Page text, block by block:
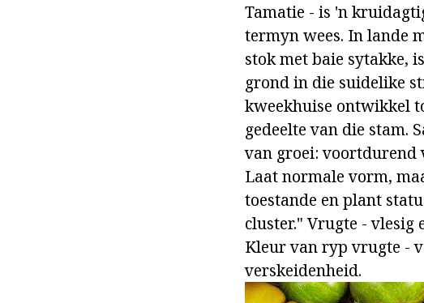
Tamatie - is 'n
termyn wees. In lande
stok met baie sytakke,
grond in die suidelike
kweekhuise ontwikkel
gedeelte van die stam.
van groei: voortdurend
Laat normale vorm,
toestande en plant
cluster." Vrugte - vlesig
Kleur van ryp vrugte -
verskeidenheid.